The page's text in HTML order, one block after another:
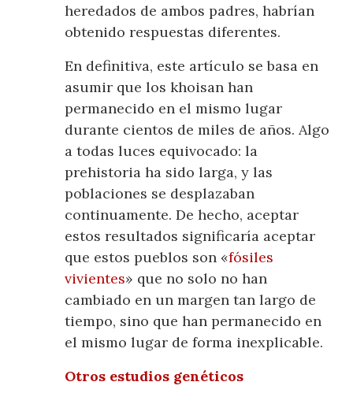
heredados de ambos padres, habrían
obtenido respuestas diferentes.
En definitiva, este artículo se basa en
asumir que los khoisan han
permanecido en el mismo lugar
durante cientos de miles de años. Algo
a todas luces equivocado: la
prehistoria ha sido larga, y las
poblaciones se desplazaban
continuamente. De hecho, aceptar
estos resultados significaría aceptar
que estos pueblos son «fósiles
vivientes» que no solo no han
cambiado en un margen tan largo de
tiempo, sino que han permanecido en
el mismo lugar de forma inexplicable.
Otros estudios genéticos